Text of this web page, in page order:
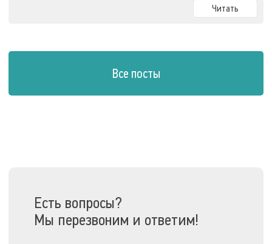
Читать
Все посты
Есть вопросы?
Мы перезвоним и ответим!